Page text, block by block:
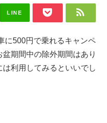
LINE
に500円で乗れるキャンペ
期間中の除外期間はあり
利用してみるといいでし